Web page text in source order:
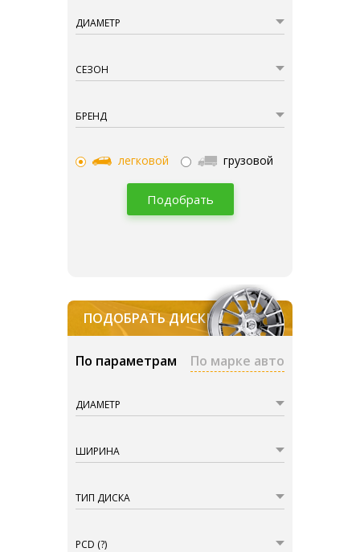
ДИАМЕТР
СЕЗОН
БРЕНД
легковой грузовой
Подобрать
ПОДОБРАТЬ ДИСКИ
По параметрам По марке авто
ДИАМЕТР
ШИРИНА
ТИП ДИСКА
PCD (?)